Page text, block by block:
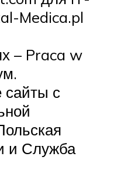
Medica.pl
– Praca w
сайты с
и Служба